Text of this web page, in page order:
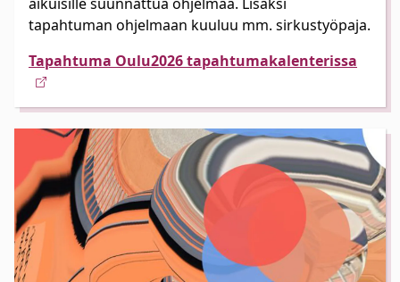
tapahtuman ohjelmaan kuuluu mm. sirkustyöpaja.
Tapahtuma Oulu2026 tapahtumakalenterissa